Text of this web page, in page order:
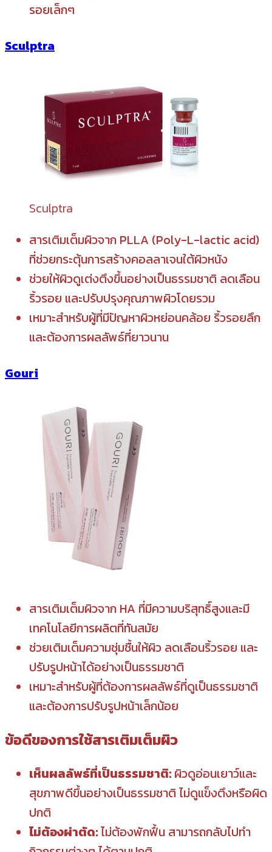
รอยเล็กๆ
Sculptra
Sculptra
สารเติมเต็มผิวจาก PLLA (Poly-L-lactic acid)
ที่ช่วยกระตุ้นการสร้างคอลลาเจนใต้ผิวหนัง
ช่วยให้ผิวดูเต่งตึงขึ้นอย่างเป็นธรรมชาติ ลดเลือน
ริ้วรอย และปรับปรุงคุณภาพผิวโดยรวม
เหมาะสำหรับผู้ที่มีปัญหาผิวหย่อนคล้อย ริ้วรอยลึก
และต้องการผลลัพธ์ที่ยาวนาน
Gouri
สารเติมเต็มผิวจาก HA ที่มีความบริสุทธิ์สูงและมี
เทคโนโลยีการผลิตที่ทันสมัย
ช่วยเติมเต็มความชุ่มชื้นให้ผิว ลดเลือนริ้วรอย และ
ปรับรูปหน้าได้อย่างเป็นธรรมชาติ
เหมาะสำหรับผู้ที่ต้องการผลลัพธ์ที่ดูเป็นธรรมชาติ
และต้องการปรับรูปหน้าเล็กน้อย
ข้อดีของการใช้สารเติมเต็มผิว
เห็นผลลัพธ์ที่เป็นธรรมชาติ: ผิวดูอ่อนเยาว์และ
สุขภาพดีขึ้นอย่างเป็นธรรมชาติ ไม่ดูแข็งตึงหรือผิด
ปกติ
ไม่ต้องผ่าตัด:ไม่ต้องพักฟื้น สามารถกลับไปทำ